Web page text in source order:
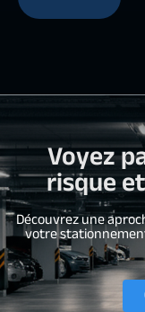
Voyez
risque
Découvrez une
votre